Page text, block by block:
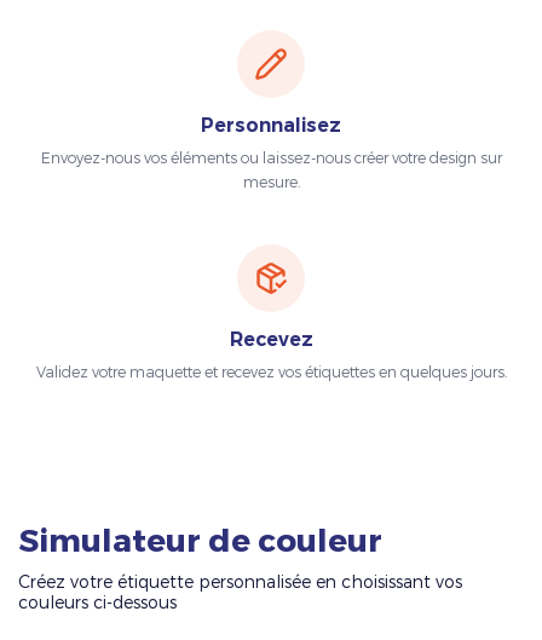
Personnalisez
Envoyez-nous vos éléments ou laissez-nous créer votre design sur
mesure.
Recevez
Validez votre maquette et recevez vos étiquettes en quelques jours.
Simulateur de couleur
Créez votre étiquette personnalisée en choisissant vos
couleurs ci-dessous